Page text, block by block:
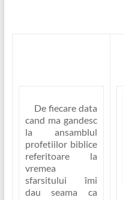
De fiecare data
cand ma gandesc
la ansamblul
profetiilor biblice
referitoare la
vremea
sfarsitului îmi
dau seama ca